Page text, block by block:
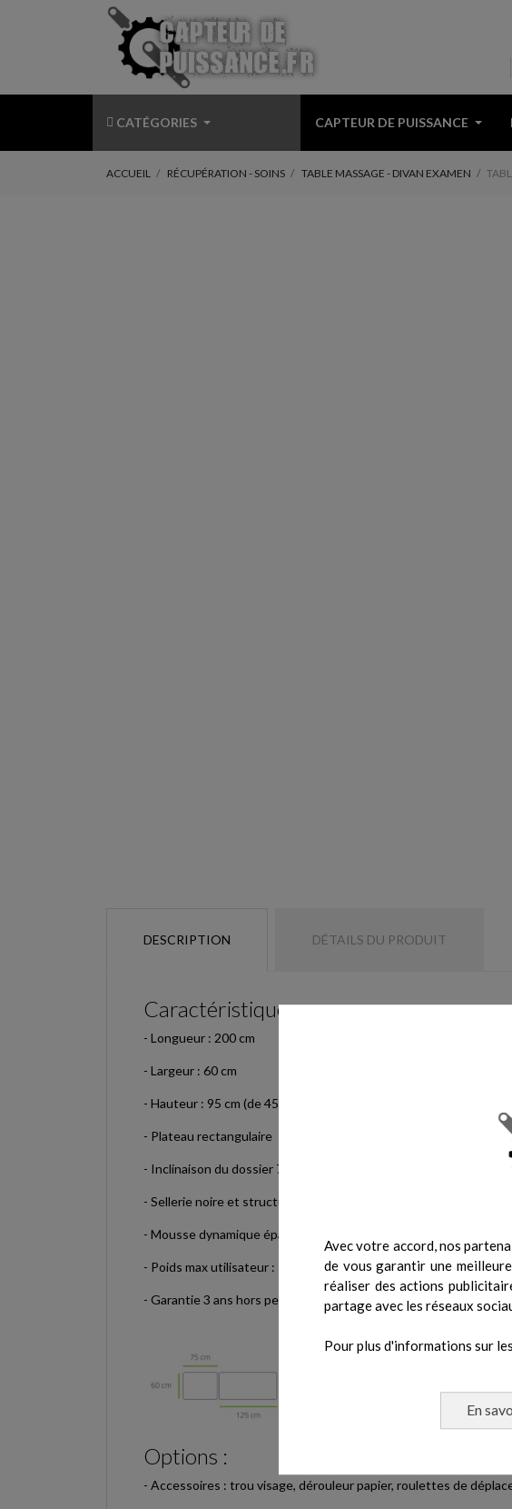
Avec votre accord, nos
de vous garantir une
réaliser des actions
partage avec les réseaux
Pour plus d'informations sur
En
CATÉGORIES CAPTEUR DE PUISSANCE
ACCUEIL RÉCUPÉRATION - SOINS TABLE MASSAGE - DIVAN EXAMEN
DESCRIPTION DÉTAILS DU PRODUIT
Caractéristiques :
- Longueur : 200 cm
- Largeur : 60 cm
- Hauteur : 95 cm (de 45 à 95 cm)
- Plateau rectangulaire
- Inclinaison du dossier 75°
- Sellerie noire et structure acier blanche
- Mousse dynamique épaisseur de 4 cm avec bords tendus
- Poids max utilisateur : 150 kg
- Garantie 3 ans hors peinture, sellerie et pièces d'usure
Options :
- Accessoires : trou visage, dérouleur papier, roulettes de